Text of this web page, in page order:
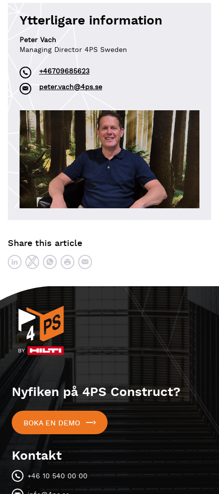
Ytterligare information
Peter Vach
Managing Director 4PS Sweden
+46709685623
peter.vach@4ps.se
Share this article
Nyfiken på 4PS Construct?
BOKA EN DEMO
Kontakt
+46 10 540 00 00